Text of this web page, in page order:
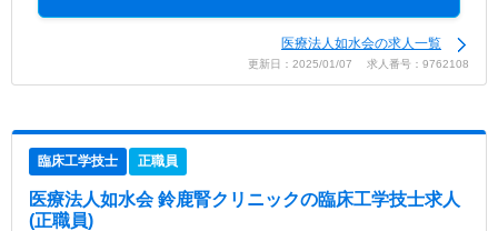
医療法人如水会の求人一覧
更新日：2025/01/07 求人番号：9762108
臨床工学技士 正職員
医療法人如水会 鈴鹿腎クリニックの臨床工学技士求人
(正職員)